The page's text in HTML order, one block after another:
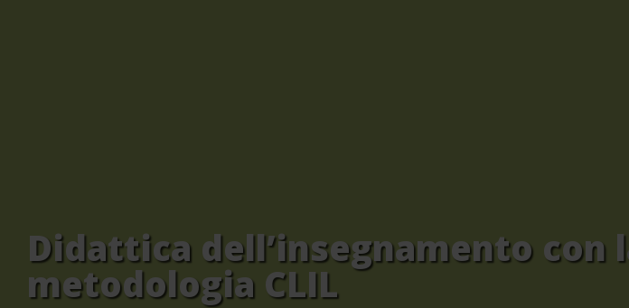
Didattica dell’insegnamento con
metodologia CLIL